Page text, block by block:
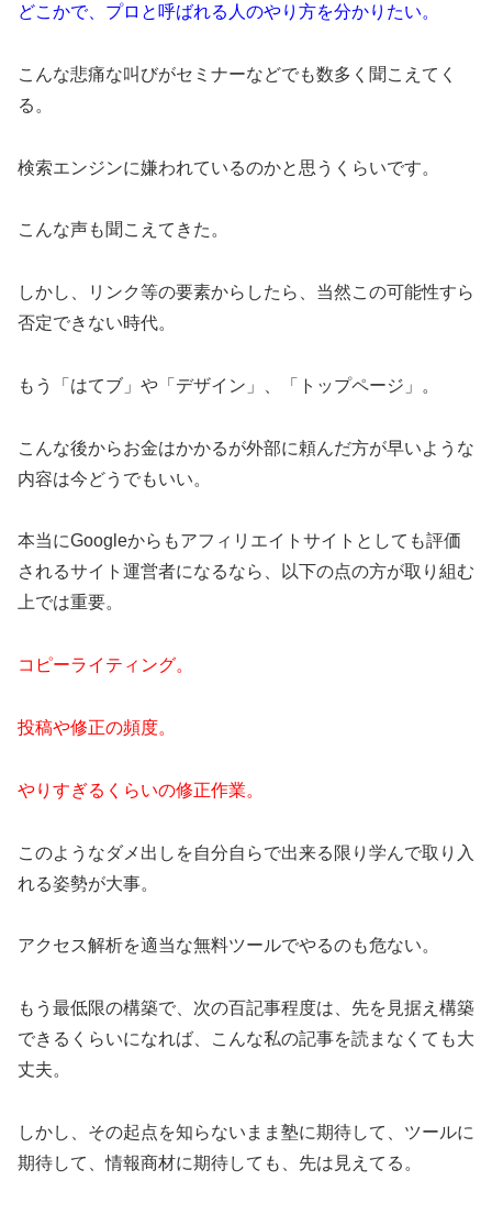
どこかで、プロと呼ばれる人のやり方を分かりたい。
こんな悲痛な叫びがセミナーなどでも数多く聞こえてく
る。
検索エンジンに嫌われているのかと思うくらいです。
こんな声も聞こえてきた。
しかし、リンク等の要素からしたら、当然この可能性すら
否定できない時代。
もう「はてブ」や「デザイン」、「トップページ」。
こんな後からお金はかかるが外部に頼んだ方が早いような
内容は今どうでもいい。
本当にGoogleからもアフィリエイトサイトとしても評価
されるサイト運営者になるなら、以下の点の方が取り組む
上では重要。
コピーライティング。
投稿や修正の頻度。
やりすぎるくらいの修正作業。
このようなダメ出しを自分自らで出来る限り学んで取り入
れる姿勢が大事。
アクセス解析を適当な無料ツールでやるのも危ない。
もう最低限の構築で、次の百記事程度は、先を見据え構築
できるくらいになれば、こんな私の記事を読まなくても大
丈夫。
しかし、その起点を知らないまま塾に期待して、ツールに
期待して、情報商材に期待しても、先は見えてる。